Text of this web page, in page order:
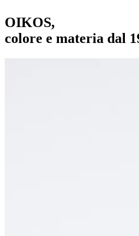
OIKOS,
colore e materia dal